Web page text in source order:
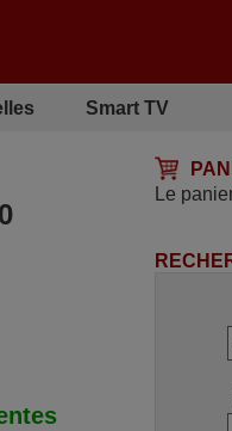
Smart TV
Le